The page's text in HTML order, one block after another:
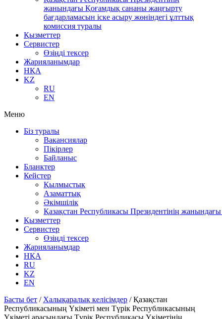
жанындағы Қоғамдық сананы жаңғырту
бағдарламасын іске асыру жөніндегі ұлттық
комиссия туралы
Қызметтер
Сервистер
Өзіңді тексер
Жарияланымдар
НҚА
KZ
RU
EN
Меню
Біз туралы
Вакансиялар
Пікірлер
Байланыс
Бланктер
Кейстер
Қылмыстық
Азаматтық
Әкімшілік
Қазақстан Республикасы Президентінің
Қызметтер
Сервистер
Өзіңді тексер
Жарияланымдар
НҚА
RU
KZ
EN
Басты бет / Халықаралық келісімдер /Қазақстан
Республикасының Үкіметі мен Түрік Республикасының
Үкіметі арасындағы Түрік Республикасы Үкіметінің